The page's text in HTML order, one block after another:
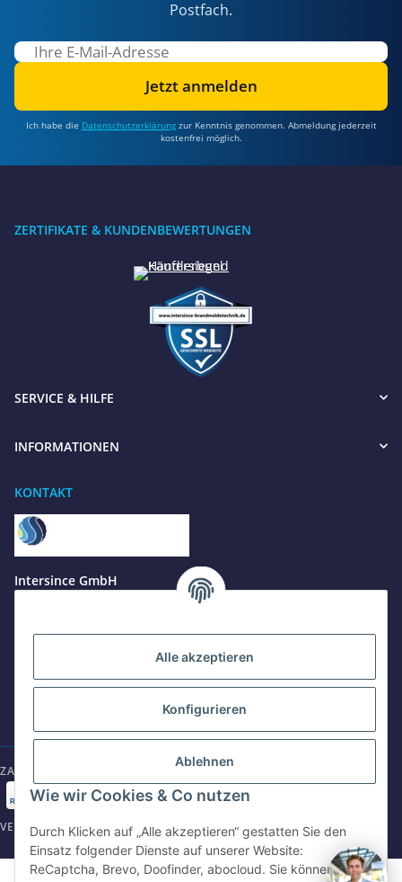
Wir sind gerne für Sie da
Jetzt anrufen
+49 8679 984969 - 0
werktags Mo–Fr 8:30–17:00 Uhr
WhatsApp
+49 162 5669885
E-Mail schreiben
shop@intersince.de
Webseite besuchen
www.intersince-group.de
Postfach.
Jetzt anmelden
Ich habe die Datenschutzerklärungzur Kenntnis genommen. Abmeldung jederzeit
kostenfrei möglich.
ZERTIFIKATE & KUNDENBEWERTUNGEN
SERVICE & HILFE
INFORMATIONEN
KONTAKT
Intersince GmbH
84508 Burgkirchen a.d.Alz
Mo-Fr: 8:30 - 17:00 Uhr
ZAHLUNGSARTEN
VERSANDARTEN
©2025 Intersince GmbH | powered by Intersince Group
Alle akzeptieren
Konfigurieren
Ablehnen
Wie wir Cookies & Co nutzen
Durch Klicken auf „Alle akzeptieren“ gestatten Sie den
Einsatz folgender Dienste auf unserer Website:
ReCaptcha, Brevo, Doofinder, abocloud. Sie können die